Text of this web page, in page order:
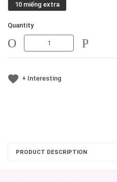
10 miếng extra
Quantity
MINUS MINUS
+ Interesting
PRODUCT DESCRIPTION